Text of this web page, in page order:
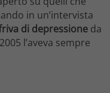
in un’intervista
di depressione da
l’aveva sempre